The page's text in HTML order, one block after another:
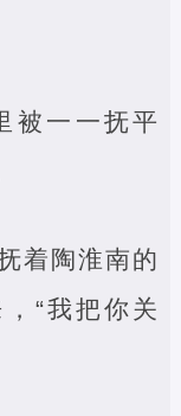
被一一抚平
着陶淮南的
“我把你关